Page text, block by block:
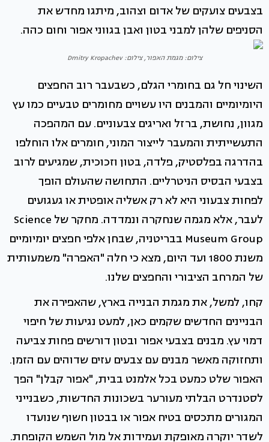
בצבעים צועקים של אדום וצהוב, מיתגו מחדש את
הסניפים שלהן למבני בטון ואבן בגווני אפור וחום כהה.
צילום: מגמת האפור, צילום: Dmitry Kropachev
השינוי חל גם בחומרי הגלם, כשבעבר רוב החפצים
היומיומיים והמבנים היו עשויים מחומרים טבעיים כמו עץ
מגוון, נחושת, ברזל ואריגים צבעוניים. עם המהפכה
התעשייתית והמעבר לייצור המוני, חומרים אלו הוחלפו
בהדרגה בפלסטיק, פלדה, בטון וזכוכית, שמגיעים לרוב
בצבעי הבסיס הניטרליים. התחושה שהעולם הופך
לפחות צבעוני היא לא רק אשליה אופטית או געגועים
לעבר, אלא מגמה שנחקרה ונמדדה. מחקר של Science
Museum Group בבריטניה, שבחן אלפי חפצים יומיומיים
משנת 1800 ועד היום, מצא כי חלה "האפרה" משמעותית
של המרחב הציבורי והחפצים שלנו.
קחו, למשל, את מגמת הבנייה בארץ, שהאפירה את
הבניינים החדשים שקמים כאן, למעט נגיעות של חיפוי
דמוי עץ. מבנים בצבעי אפור ובטון דורשים פחות צביעה
ותחזוקה מאשר מבנים עם צבעים עזים שדוהים עם הזמן.
האפור שלט כמעט בכל אלמנט בבית, "אפור קבלן" הפך
לסטנדרט הבלתי מעורער בשכונות החדשות, כשבנייני
המגורים מתכסים בטיח אפור או בבטון חשוף שנועדו
לשדר יוקרה מאופקת ועמידות אל מול השמש הקופחת.